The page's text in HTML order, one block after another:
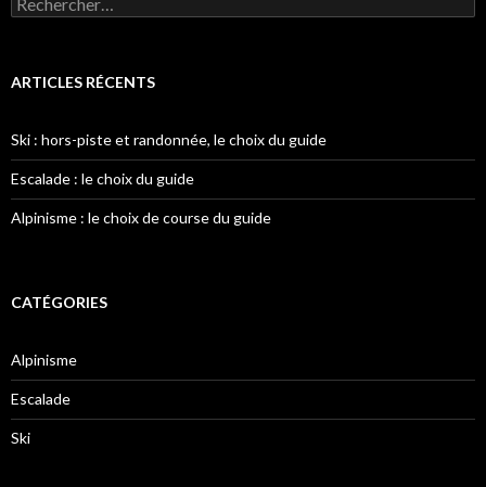
ARTICLES RÉCENTS
Ski : hors-piste et randonnée, le choix du guide
Escalade : le choix du guide
Alpinisme : le choix de course du guide
CATÉGORIES
Alpinisme
Escalade
Ski